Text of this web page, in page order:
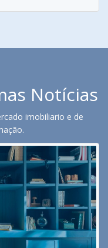
Notícias
imobiliario e de